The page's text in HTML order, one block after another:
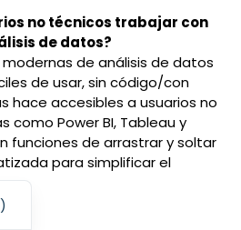
no técnicos trabajar con
de datos?
de análisis de datos
de usar, sin código/con
hace accesibles a usuarios no
como Power BI, Tableau y
funciones de arrastrar y soltar
para simplificar el